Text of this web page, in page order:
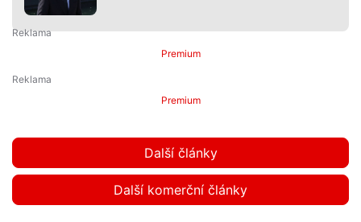
Premium
Premium
Další články
Další komerční články